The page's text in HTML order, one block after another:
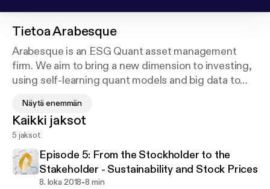
TietoaArabesque
Arabesque is an ESG Quant asset management
firm. We aim to bring a new dimension to investing,
using self-learning quant models and big data to
globally listed companies. Our rules-based approach
to stock selection integrates ESG information with
financial and momentum analysis, using our
proprietary technology Arabesque S-Ray®.
We believe that sustainability factors form the very
Näytä enemmän
Kaikki jaksot
5 jaksot
Episode 5: From the Stockholder to the
Stakeholder - Sustainability and Stock Prices
8. loka 2018-8 min